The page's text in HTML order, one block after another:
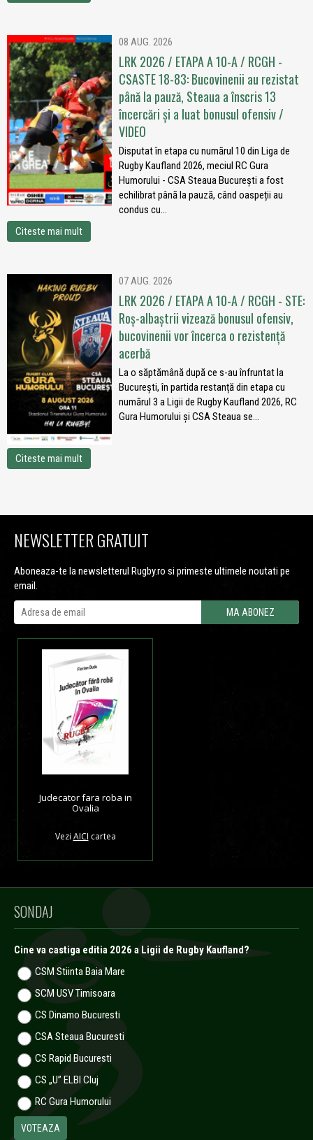
08 AUG. 2026
LRK 2026 / ETAPA A 10-A / RCGH -
CSASTE 18-83: Bucovinenii au rezistat
până la pauză, Steaua a înscris 13
încercări și a luat bonusul ofensiv /
VIDEO
Disputat în etapa cu numărul 10 din Liga de
Rugby Kaufland 2026, meciul RC Gura
Humorului - CSA Steaua București a fost
echilibrat până la pauză, când oaspeții au
condus cu...
Citeste mai mult
07 AUG. 2026
LRK 2026 / ETAPA A 10-A / RCGH - STE:
Roș-albaștrii vizează bonusul ofensiv,
bucovinenii vor încerca o rezistență
acerbă
La o săptămână după ce s-au înfruntat la
București, în partida restanță din etapa cu
numărul 3 a Ligii de Rugby Kaufland 2026, RC
Gura Humorului și CSA Steaua se...
Citeste mai mult
NEWSLETTER GRATUIT
Aboneaza-te la newsletterul Rugby.ro si primeste ultimele noutati pe
email.
Judecator fara roba in
Ovalia
Vezi AICI cartea
SONDAJ
Cine va castiga editia 2026 a Ligii de Rugby Kaufland?
CSM Stiinta Baia Mare
SCM USV Timisoara
CS Dinamo Bucuresti
CSA Steaua Bucuresti
CS Rapid Bucuresti
CS „U” ELBI Cluj
RC Gura Humorului